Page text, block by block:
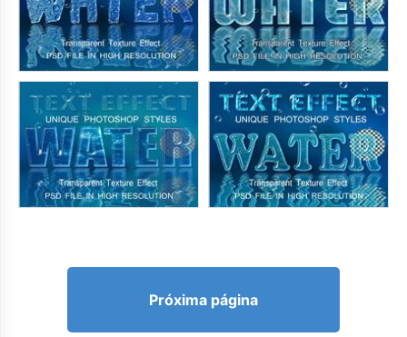
Próxima página